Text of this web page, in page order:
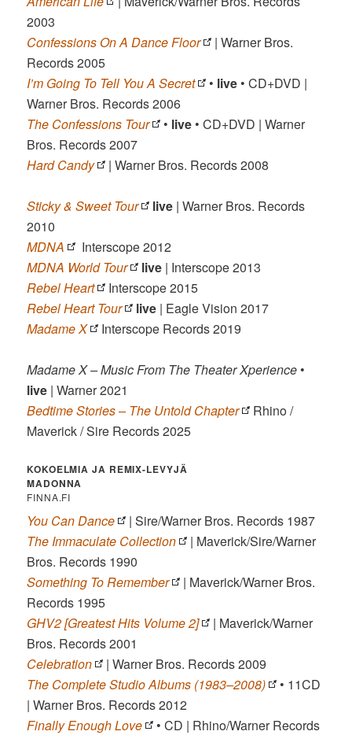
2003
Confessions On A Dance Floor
| Warner Bros.
Records 2005
I’m Going To Tell You A Secret
• live • CD+DVD |
Warner Bros. Records 2006
The Confessions Tour
• live • CD+DVD | Warner
Bros. Records 2007
Hard Candy
| Warner Bros. Records 2008
Sticky & Sweet Tour live | Warner Bros. Records
2010
MDNA
Interscope 2012
MDNA World Tour
live | Interscope 2013
Rebel Heart
Interscope 2015
Rebel Heart Tour
live | Eagle Vision 2017
Madame X
Interscope Records 2019
Madame X – Music From The Theater Xperience •
live | Warner 2021
Bedtime Stories – The Untold Chapter
Rhino /
Maverick / Sire Records 2025
KOKOELMIA JA REMIX-LEVYJÄ
MADONNA
FINNA.FI
You Can Dance
| Sire/Warner Bros. Records 1987
The Immaculate Collection
| Maverick/Sire/Warner
Bros. Records 1990
Something To Remember
| Maverick/Warner Bros.
Records 1995
GHV2 [Greatest Hits Volume 2]
| Maverick/Warner
Bros. Records 2001
Celebration
| Warner Bros. Records 2009
The Complete Studio Albums (1983–2008)
• 11CD
| Warner Bros. Records 2012
Finally Enough Love
• CD | Rhino/Warner Records